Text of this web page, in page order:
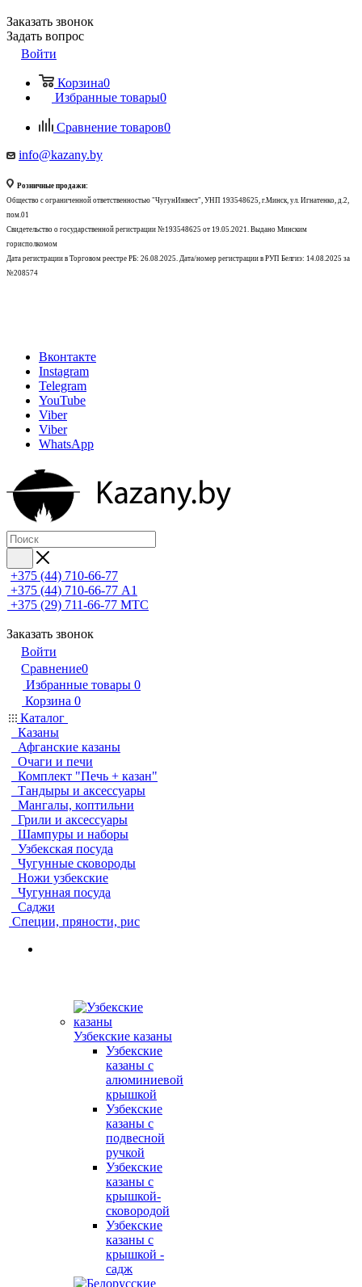
Заказать звонок
Задать вопрос
Войти
Корзина0
Избранные товары0
Сравнение товаров0
info@kazany.by
Розничные продажи:
Общество с ограниченной ответственностью "ЧугунИнвест", УНП 193548625, г.Минск, ул. Игнатенко, д.2,
пом.01
Свидетельство о государственной регистрации №193548625 от 19.05.2021. Выдано Минским
горисполкомом
Дата регистрации в Торговом реестре РБ: 26.08.2025. Дата/номер регистрации в РУП Белгиэ: 14.08.2025 за
№208574
Вконтакте
Instagram
Telegram
YouTube
Viber
Viber
WhatsApp
+375 (44) 710-66-77
+375 (44) 710-66-77 А1
+375 (29) 711-66-77 МТС
Заказать звонок
Войти
Сравнение0
Избранные товары 0
Корзина 0
Каталог
Казаны
Афганские казаны
Очаги и печи
Комплект "Печь + казан"
Тандыры и аксессуары
Мангалы, коптильни
Грили и аксессуары
Шампуры и наборы
Узбекская посуда
Чугунные сковороды
Ножи узбекские
Чугунная посуда
Саджи
Специи, пряности, рис
Узбекские казаны
Узбекские
казаны с
алюминиевой
крышкой
Узбекские
казаны с
подвесной
ручкой
Узбекские
казаны с
крышкой-
сковородой
Узбекские
казаны с
крышкой -
садж